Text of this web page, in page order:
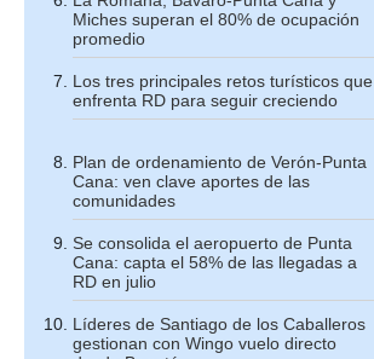
Miches superan el 80% de ocupación
promedio
Los tres principales retos turísticos que
enfrenta RD para seguir creciendo
Plan de ordenamiento de Verón-Punta
Cana: ven clave aportes de las
comunidades
Se consolida el aeropuerto de Punta
Cana: capta el 58% de las llegadas a
RD en julio
Líderes de Santiago de los Caballeros
gestionan con Wingo vuelo directo